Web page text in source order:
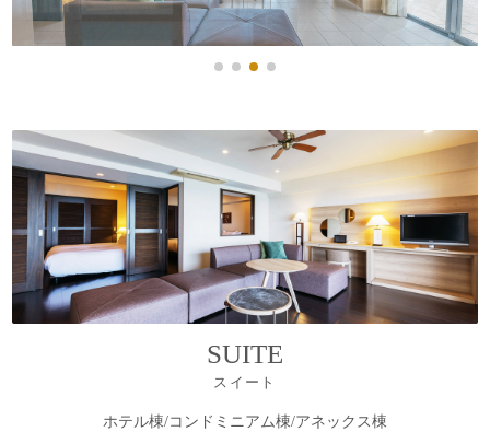
SUITE
スイート
ホテル棟/コンドミニアム棟/アネックス棟